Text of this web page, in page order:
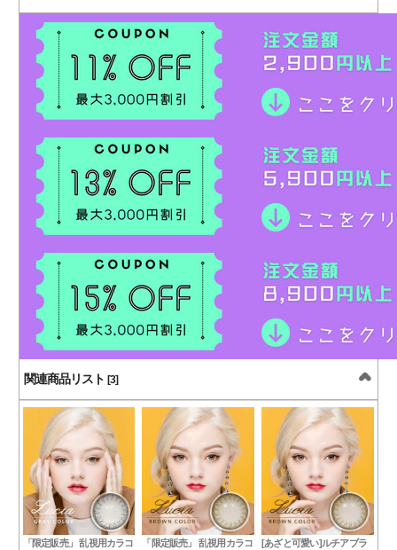
関連商品リスト [3]
「限定販売」 乱視用カラコ
「限定販売」 乱視用カラコ
[あざと可愛い]ルチアブラ